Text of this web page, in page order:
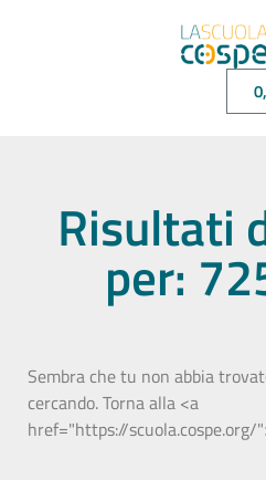
Risultati
per:
Sembra che tu non abbia
cercando. Torna alla <a
href="https://scuola.cospe.org/